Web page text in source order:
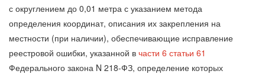
с округлением до 0,01 метра с указанием метода
определения координат, описания их закрепления на
местности (при наличии), обеспечивающие исправление
реестровой ошибки, указанной в части 6 статьи 61
Федерального закона N 218-ФЗ, определение которых